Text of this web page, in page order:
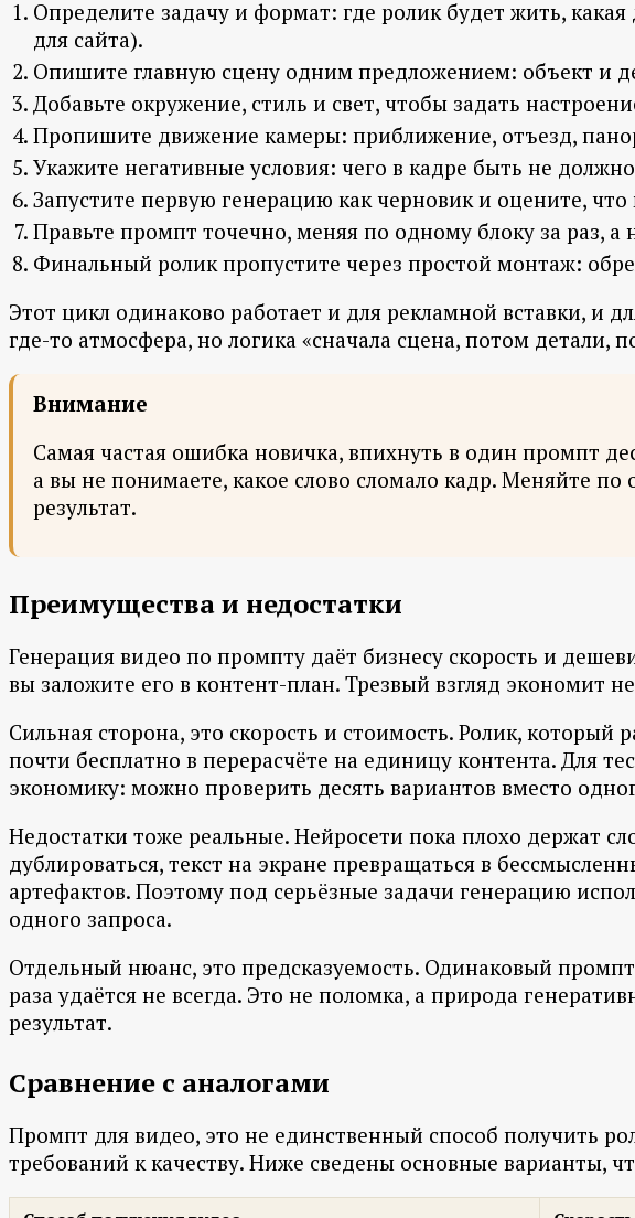
Определите задачу и формат: где ролик будет жить,
для сайта).
Опишите главную сцену одним предложением: объект и
Добавьте окружение, стиль и свет, чтобы задать
Пропишите движение камеры: приближение, отъезд,
Укажите негативные условия: чего в кадре быть не
Запустите первую генерацию как черновик и оцените,
Правьте промпт точечно, меняя по одному блоку за раз, а
Финальный ролик пропустите через простой монтаж:
Этот цикл одинаково работает и для рекламной вставки, и
где-то атмосфера, но логика «сначала сцена, потом детали,
Внимание
Самая частая ошибка новичка, впихнуть в один промпт
а вы не понимаете, какое слово сломало кадр. Меняйте
результат.
Преимущества и недостатки
Генерация видео по промпту даёт бизнесу скорость и
вы заложите его в контент-план. Трезвый взгляд экономит
Сильная сторона, это скорость и стоимость. Ролик,
почти бесплатно в перерасчёте на единицу контента. Для
экономику: можно проверить десять вариантов вместо
Недостатки тоже реальные. Нейросети пока плохо держат
дублироваться, текст на экране превращаться в
артефактов. Поэтому под серьёзные задачи генерацию
одного запроса.
Отдельный нюанс, это предсказуемость. Одинаковый
раза удаётся не всегда. Это не поломка, а природа
результат.
Сравнение с аналогами
Промпт для видео, это не единственный способ получить
требований к качеству. Ниже сведены основные варианты,